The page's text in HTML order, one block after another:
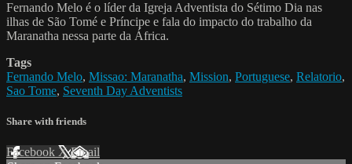
Fernando Melo é o líder da Igreja Adventista do Sétimo Dia nas
ilhas de São Tomé e Príncipe e fala do impacto do trabalho da
Maranatha nessa parte da África.
Tags
Fernando Melo, Missao: Maranatha, Mission, Portuguese, Relatorio,
Sao Tome, Seventh Day Adventists
Share with friends
Facebook XEmail